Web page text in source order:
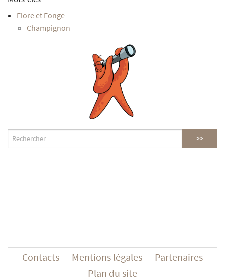
Flore et Fonge
Champignon
Contacts Mentions légales
Partenaires
Plan du site